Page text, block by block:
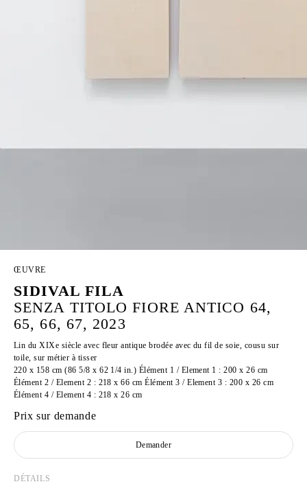
ŒUVRE
SIDIVAL FILA
SENZA TITOLO FIORE ANTICO 64,
65, 66, 67, 2023
Lin du XIXe siècle avec fleur antique brodée avec du fil de soie, cousu sur
toile, sur métier à tisser
220 x 158 cm (86 5/8 x 62 1/4 in.) Élément 1 / Element 1 : 200 x 26 cm
Élément 2 / Element 2 : 218 x 66 cm Élément 3 / Element 3 : 200 x 26 cm
Élément 4 / Element 4 : 218 x 26 cm
Prix sur demande
Demander
DÉTAILS